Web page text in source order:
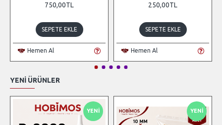
750,00TL
SEPETE EKLE
Hemen Al
250,00TL
SEPETE EKLE
Hemen Al
YENI ÜRÜNLER
YENI YENI